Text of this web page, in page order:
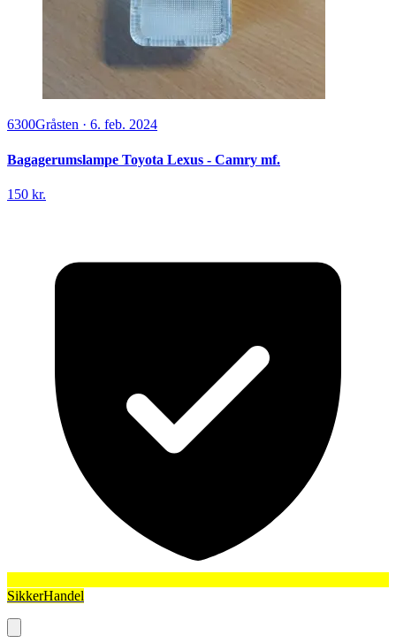
6300Gråsten · 6. feb. 2024
Bagagerumslampe Toyota Lexus - Camry mf.
150 kr.
SikkerHandel